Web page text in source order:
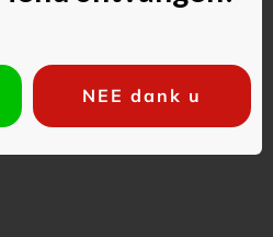
toevoegenNEE dank u